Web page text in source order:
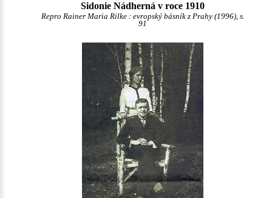
Sidonie Nádherná v roce 1910
Repro Rainer Maria Rilke : evropský básník z Prahy (1996), s.
91